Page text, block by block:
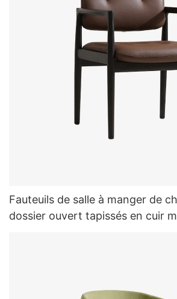
Fauteuils de salle à manger de
dossier ouvert tapissés en cuir